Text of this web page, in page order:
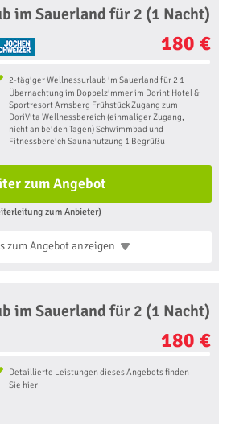
im Sauerland für 2 (1 Nacht)
180 €
2-tägiger Wellnessurlaub im Sauerland für 2 1
Übernachtung im Doppelzimmer im Dorint Hotel &
Sportresort Arnsberg Frühstück Zugang zum
DoriVita Wellnessbereich (einmaliger Zugang,
nicht an beiden Tagen) Schwimmbad und
Fitnessbereich Saunanutzung 1 Begrüßu
zum Angebot
zum Anbieter)
zum Angebotanzeigen
im Sauerland für 2 (1 Nacht)
180 €
Detaillierte Leistungen dieses Angebots finden
Sie hier